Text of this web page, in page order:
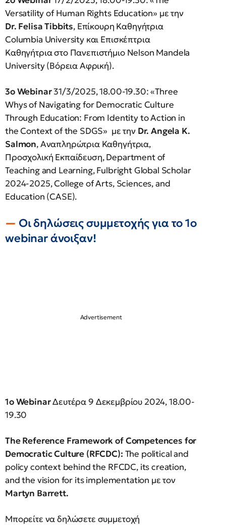
Versatility of Human Rights Education» με την
Dr. Felisa Tibbits, Επίκουρη Καθηγήτρια
Columbia University και Επισκέπτρια
Καθηγήτρια στο Πανεπιστήμιο Nelson Mandela
University (Βόρεια Αφρική).
3o Webinar31/3/2025, 18.00-19.30: «Three
Whys of Navigating for Democratic Culture
Through Education: From Identity to Action in
the Context of the SDGS» με την Dr. Angela K.
Salmon, Αναπληρώτρια Καθηγήτρια,
Προσχολική Εκπαίδευση, Department of
Teaching and Learning, Fulbright Global Scholar
2024-2025, College of Arts, Sciences, and
Education (CASE).
Οι δηλώσεις συμμετοχής για το 1ο
webinar άνοιξαν!
1οWebinarΔευτέρα 9 Δεκεμβρίου 2024, 18.00-
19.30
The Reference Framework of Competences for
Democratic Culture (RFCDC): The political and
policy context behind the RFCDC, its creation,
and the vision for its implementation με τον
Martyn Barrett.
Μπορείτε να δηλώσετε συμμετοχή